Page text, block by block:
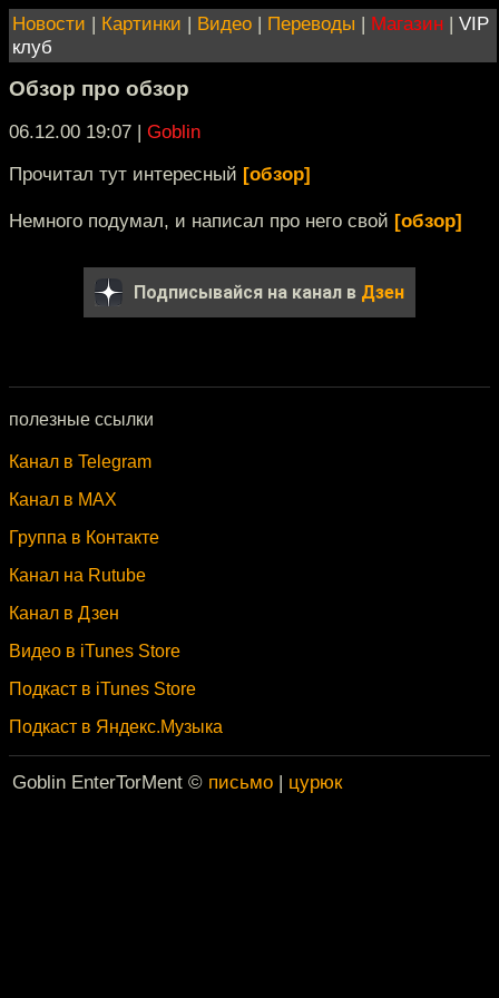
Новости | Картинки | Видео | Переводы | Магазин | VIP
клуб
Обзор про обзор
06.12.00 19:07 | Goblin
Прочитал тут интересный [обзор]
Немного подумал, и написал про него свой [обзор]
Подписывайся на канал в Дзен
полезные ссылки
Канал в Telegram
Канал в MAX
Группа в Контакте
Канал на Rutube
Канал в Дзен
Видео в iTunes Store
Подкаст в iTunes Store
Подкаст в Яндекс.Музыка
Goblin EnterTorMent © письмо | цурюк